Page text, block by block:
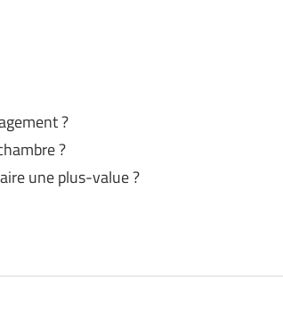
?
?
une plus-value ?